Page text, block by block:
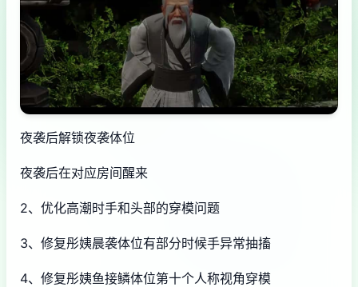
夜袭后解锁夜袭体位
夜袭后在对应房间醒来
2、优化高潮时手和头部的穿模问题
3、修复彤姨晨袭体位有部分时候手异常抽搐
4、修复彤姨鱼接鳞体位第十个人称视角穿模